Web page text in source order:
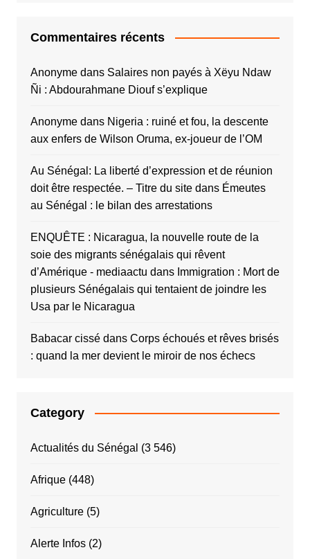
Commentaires récents
Anonymedans Salaires non payés à Xëyu Ndaw
Ñi : Abdourahmane Diouf s’explique
Anonymedans Nigeria : ruiné et fou, la descente
aux enfers de Wilson Oruma, ex-joueur de l’OM
Au Sénégal: La liberté d’expression et de réunion
doit être respectée. – Titre du sitedans Émeutes
au Sénégal : le bilan des arrestations
ENQUÊTE : Nicaragua, la nouvelle route de la
soie des migrants sénégalais qui rêvent
d’Amérique - mediaactu dans Immigration : Mort de
plusieurs Sénégalais qui tentaient de joindre les
Usa par le Nicaragua
Babacar cissédans Corps échoués et rêves brisés
: quand la mer devient le miroir de nos échecs
Category
Actualités du Sénégal (3 546)
Afrique(448)
Agriculture(5)
Alerte Infos(2)